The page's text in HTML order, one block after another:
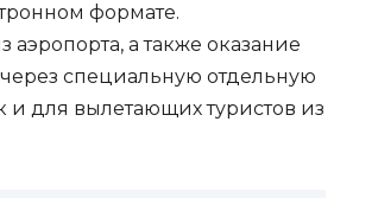
формате.
а также оказание
специальную отдельную
и для вылетающих туристов из